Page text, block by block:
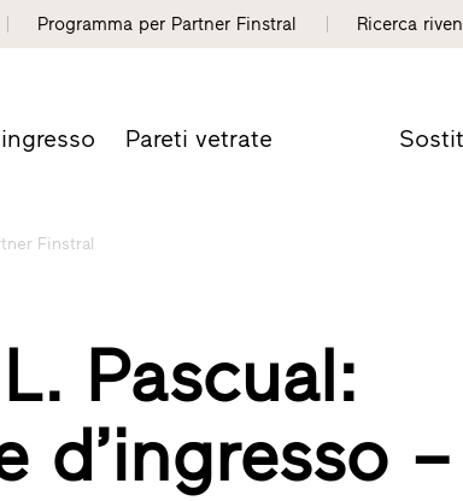
Programma per Partner Finstral Ricerca
Pareti vetrate
Finstral
Pascual:
d’ingresso –